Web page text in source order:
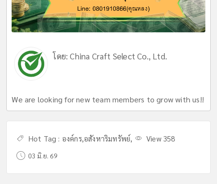
โดย:China Craft Select Co., Ltd.
We are looking for new team members to grow with us!!
Hot Tag : องค์กร,อสังหาริมทรัพย์, View 358
03 มิ.ย. 69